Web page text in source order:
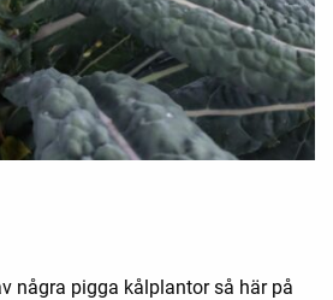
några pigga kålplantor så här på